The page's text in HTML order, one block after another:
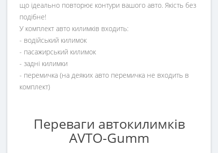
що ідеально повторює контури вашого авто. Якість без
подібне!
У комплект авто килимків входить:
- водійський килимок
- пасажирський килимок
- задні килимки
- перемичка (на деяких авто перемичка не входить в
комплект)
Переваги автокилимків
AVTO-Gumm